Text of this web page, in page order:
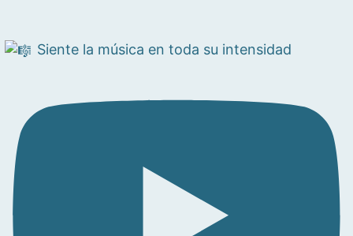
Siente la música en toda su intensidad